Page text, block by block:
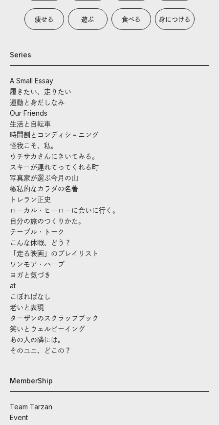
痩せる 遊ぶ 食べる 身につける
Series
A Small Essay
履きたい、走りたい
運動と身だしなみ
Our Friends
生活と自転車
時間割とコンディショニング
怪我こそ、私。
ウチサカさんにきいてみる。
スキーが連れてってくれる町
写真家が選ぶ今月の山
極私的なカラダの名著
トレラン正史
ローカル・ヒーローに会いに行く。
自分の旅のつくりかた。
テーブル・トーク
こんな休暇、どう？
「走る映画」のプレイリスト
ワンモア・ハーブ
ヨガと気づき
at
こぼればなし
老いと表現
ターザンのスクラップブック
笑いとウェルビーイング
あの人の隣には。
そのユニ、どこの？
MemberShip
Team Tarzan
Event